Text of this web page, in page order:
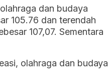
dan budaya
105.76 dan terendah
107,07. Sementara
olahraga dan budaya